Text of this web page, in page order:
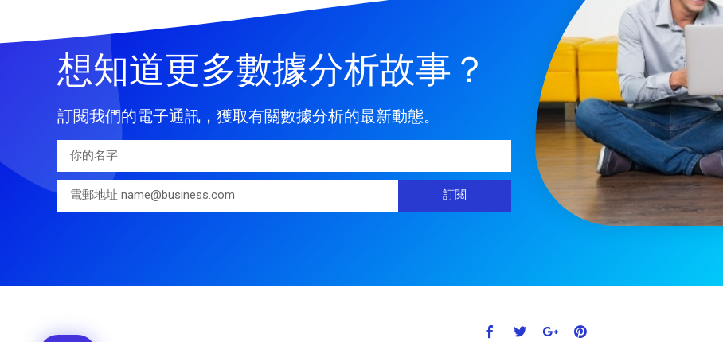
想知道更多數據分析故事？
訂閱我們的電子通訊，獲取有關數據分析的最新動態。
訂閱